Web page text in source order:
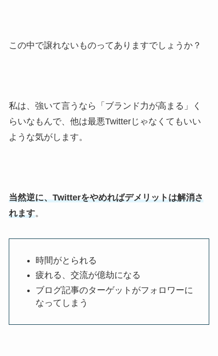
この中で譲れないものってありますでしょうか？
私は、強いて言うなら「ブランド力が高まる」く
らいなもんで、他は最悪Twitterじゃなくてもいい
ような気がします。
当然逆に、Twitterをやめればデメリットは解消さ
れます。
時間がとられる
疲れる、交流が億劫になる
ブログ記事のターゲットがフォロワーに
なってしまう